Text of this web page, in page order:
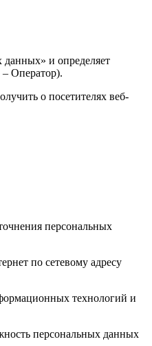
данных» и определяет
– Оператор).
о посетителях веб-
персональных
по сетевому адресу
технологий и
персональных данных